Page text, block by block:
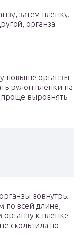
затем пленку.
органза
повыше органзы
рулон пленки на
проще выровнять
вовнутрь.
по всей длине,
к пленке
скользила по